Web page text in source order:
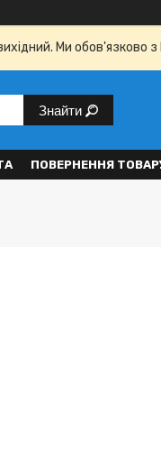
Ми обов'язково
Знайти
ПОВЕРНЕННЯ